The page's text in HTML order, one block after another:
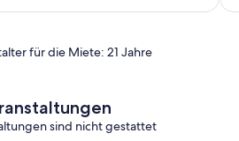
für die Miete: 21 Jahre
sind nicht gestattet